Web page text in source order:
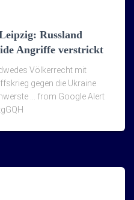
Russland
Angriffe verstrickt
Völkerrecht mit
gegen die Ukraine
… from Google Alert